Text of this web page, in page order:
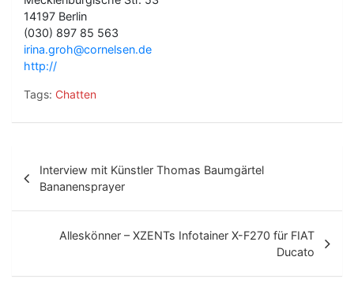
14197 Berlin
(030) 897 85 563
irina.groh@cornelsen.de
http://
Tags: Chatten
e
i
Interview mit Künstler Thomas Baumgärtel
Bananensprayer
Alleskönner – XZENTs Infotainer X-F270 für FIAT
Ducato